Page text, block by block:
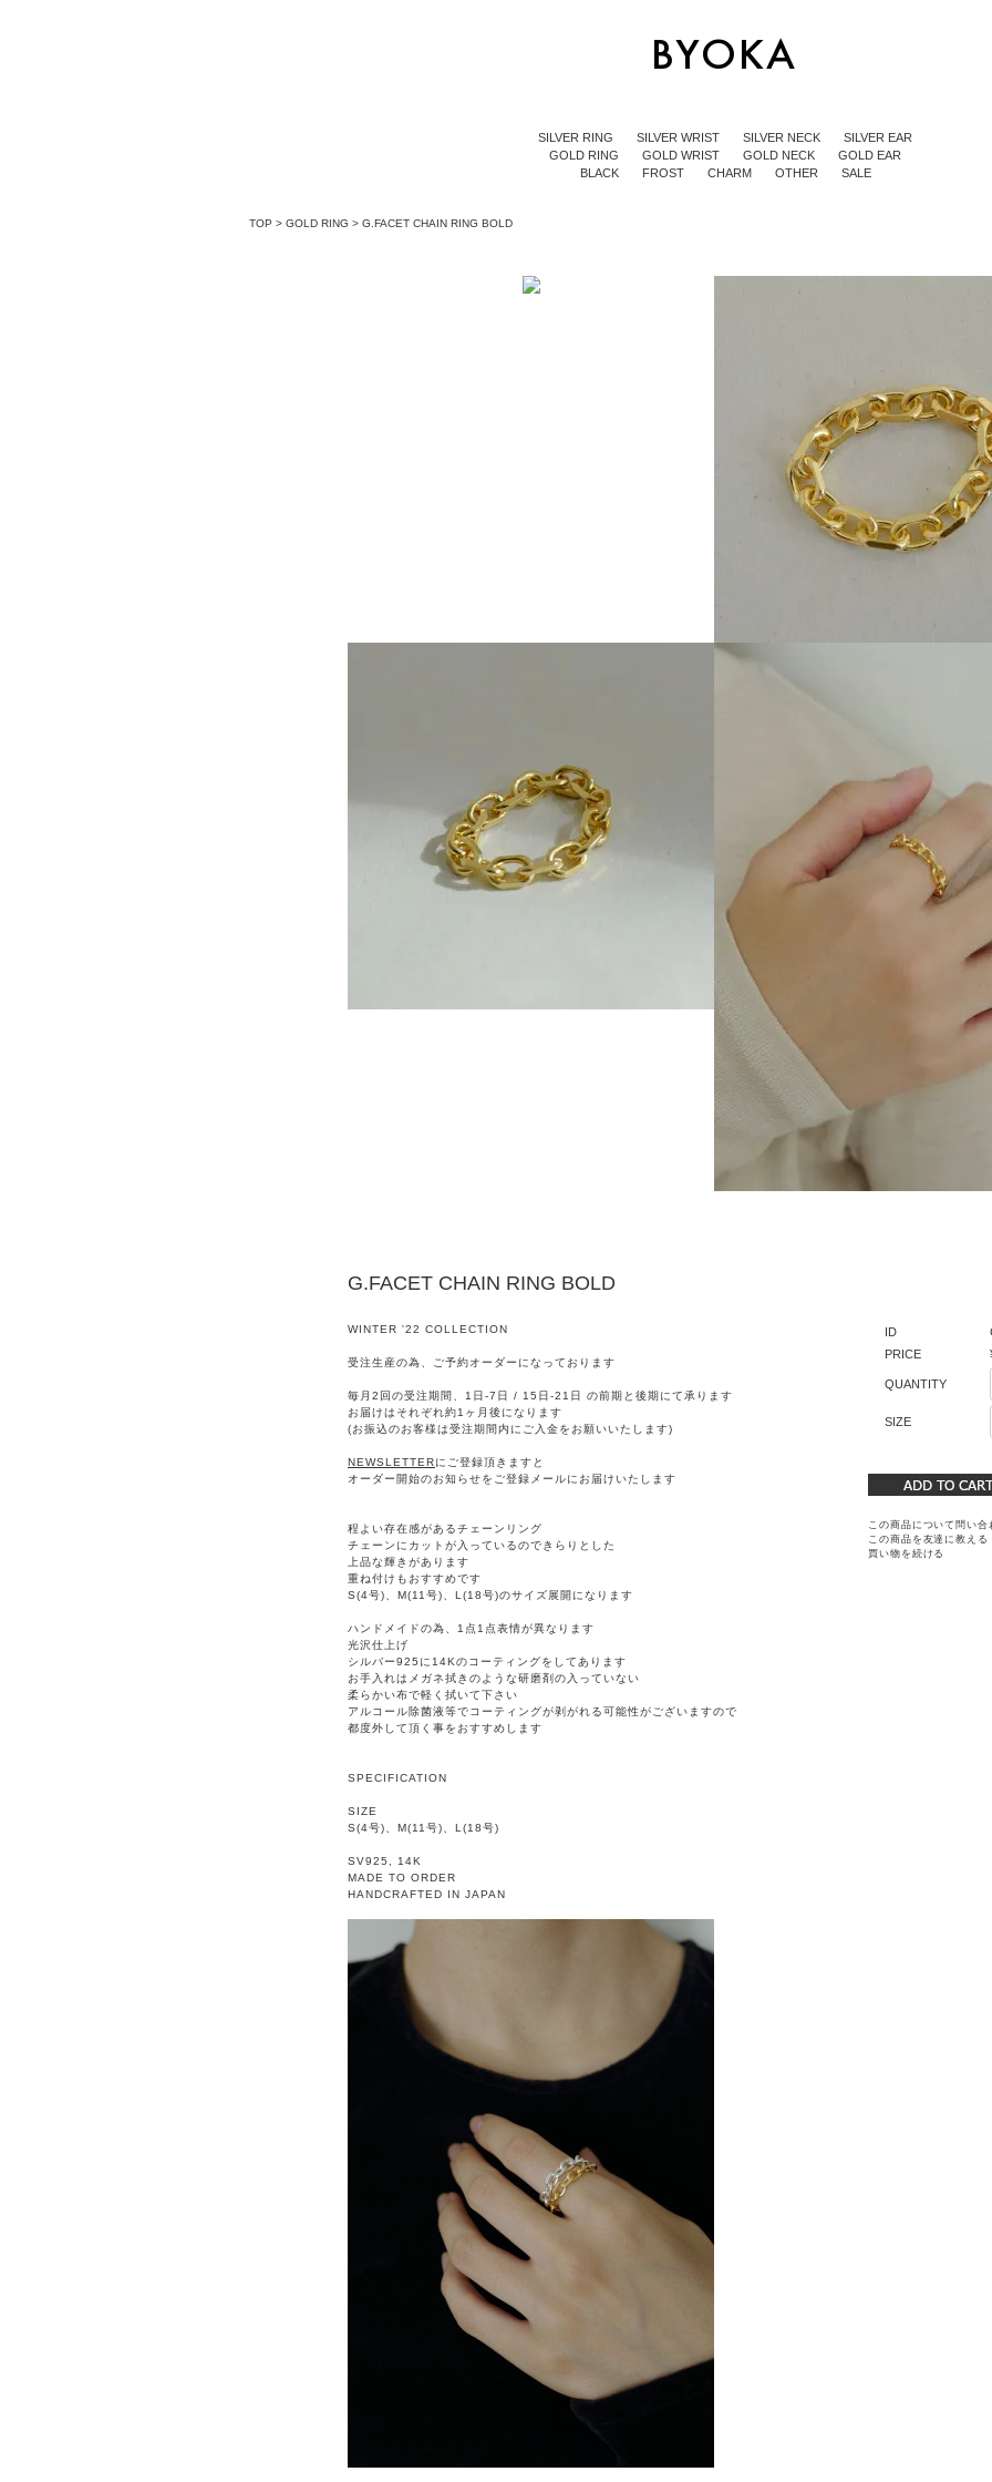
SILVER RING SILVER WRIST SILVER NECK
SILVER EAR
GOLD RING
GOLD WRIST GOLD NECK
GOLD EAR
BLACK
FROST CHARM OTHER SALE
TOP > GOLD RING > G.FACET CHAIN RING BOLD
G.FACET CHAIN RING BOLD
WINTER '22 COLLECTION
受注生産の為、ご予約オーダーになっております
毎月2回の受注期間、1日-7日 / 15日-21日 の前期と後期にて承ります
お届けはそれぞれ約1ヶ月後になります
(お振込のお客様は受注期間内にご入金をお願いいたします)
NEWSLETTERにご登録頂きますと
オーダー開始のお知らせをご登録メールにお届けいたします
程よい存在感があるチェーンリング
チェーンにカットが入っているのできらりとした
上品な輝きがあります
重ね付けもおすすめです
S(4号)、M(11号)、L(18号)のサイズ展開になります
ハンドメイドの為、1点1点表情が異なります
光沢仕上げ
シルバー925に14Kのコーティングをしてあります
お手入れはメガネ拭きのような研磨剤の入っていない
柔らかい布で軽く拭いて下さい
アルコール除菌液等でコーティングが剥がれる可能性がございますので
都度外して頂く事をおすすめします
SPECIFICATION
SIZE
S(4号)、M(11号)、L(18号)
SV925, 14K
MADE TO ORDER
HANDCRAFTED IN JAPAN
ID
PRICE
QUANTITY
SIZE
この商品について問い合
この商品を友達に教える
買い物を続ける